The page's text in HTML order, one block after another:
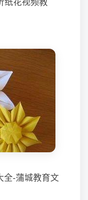
纸花视频教
全-蒲城教育文